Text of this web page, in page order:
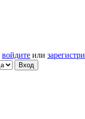
войдите или